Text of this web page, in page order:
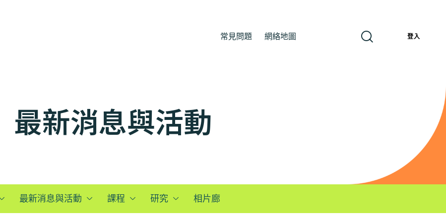
常見問題 網絡地圖 登入
最新消息與活動
最新消息與活動 課程 研究 相片廊